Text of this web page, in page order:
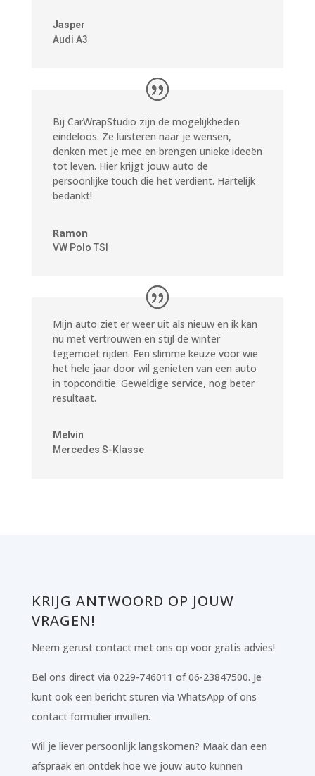
Jasper
Audi A3
Bij CarWrapStudio zijn de mogelijkheden
eindeloos. Ze luisteren naar je wensen,
denken met je mee en brengen unieke ideeën
tot leven. Hier krijgt jouw auto de
persoonlijke touch die het verdient. Hartelijk
bedankt!
Ramon
VW Polo TSI
Mijn auto ziet er weer uit als nieuw en ik kan
nu met vertrouwen en stijl de winter
tegemoet rijden. Een slimme keuze voor wie
het hele jaar door wil genieten van een auto
in topconditie. Geweldige service, nog beter
resultaat.
Melvin
Mercedes S-Klasse
KRIJG ANTWOORD OP JOUW
VRAGEN!
Neem gerust contact met ons op voor gratis advies!
Bel ons direct via 0229-746011 of 06-23847500. Je
kunt ook een bericht sturen via WhatsApp of ons
contact formulier invullen.
Wil je liever persoonlijk langskomen? Maak dan een
afspraak en ontdek hoe we jouw auto kunnen